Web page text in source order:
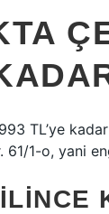
TL’ye
61/1-o, yani